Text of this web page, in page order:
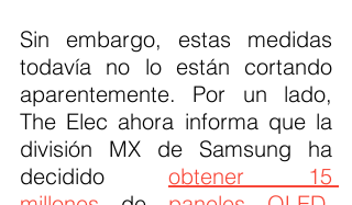
Sin embargo, estas medidas
todavía no lo están cortando
aparentemente. Por un lado,
The Elec ahora informa que la
división MX de Samsung ha
decidido obtener 15